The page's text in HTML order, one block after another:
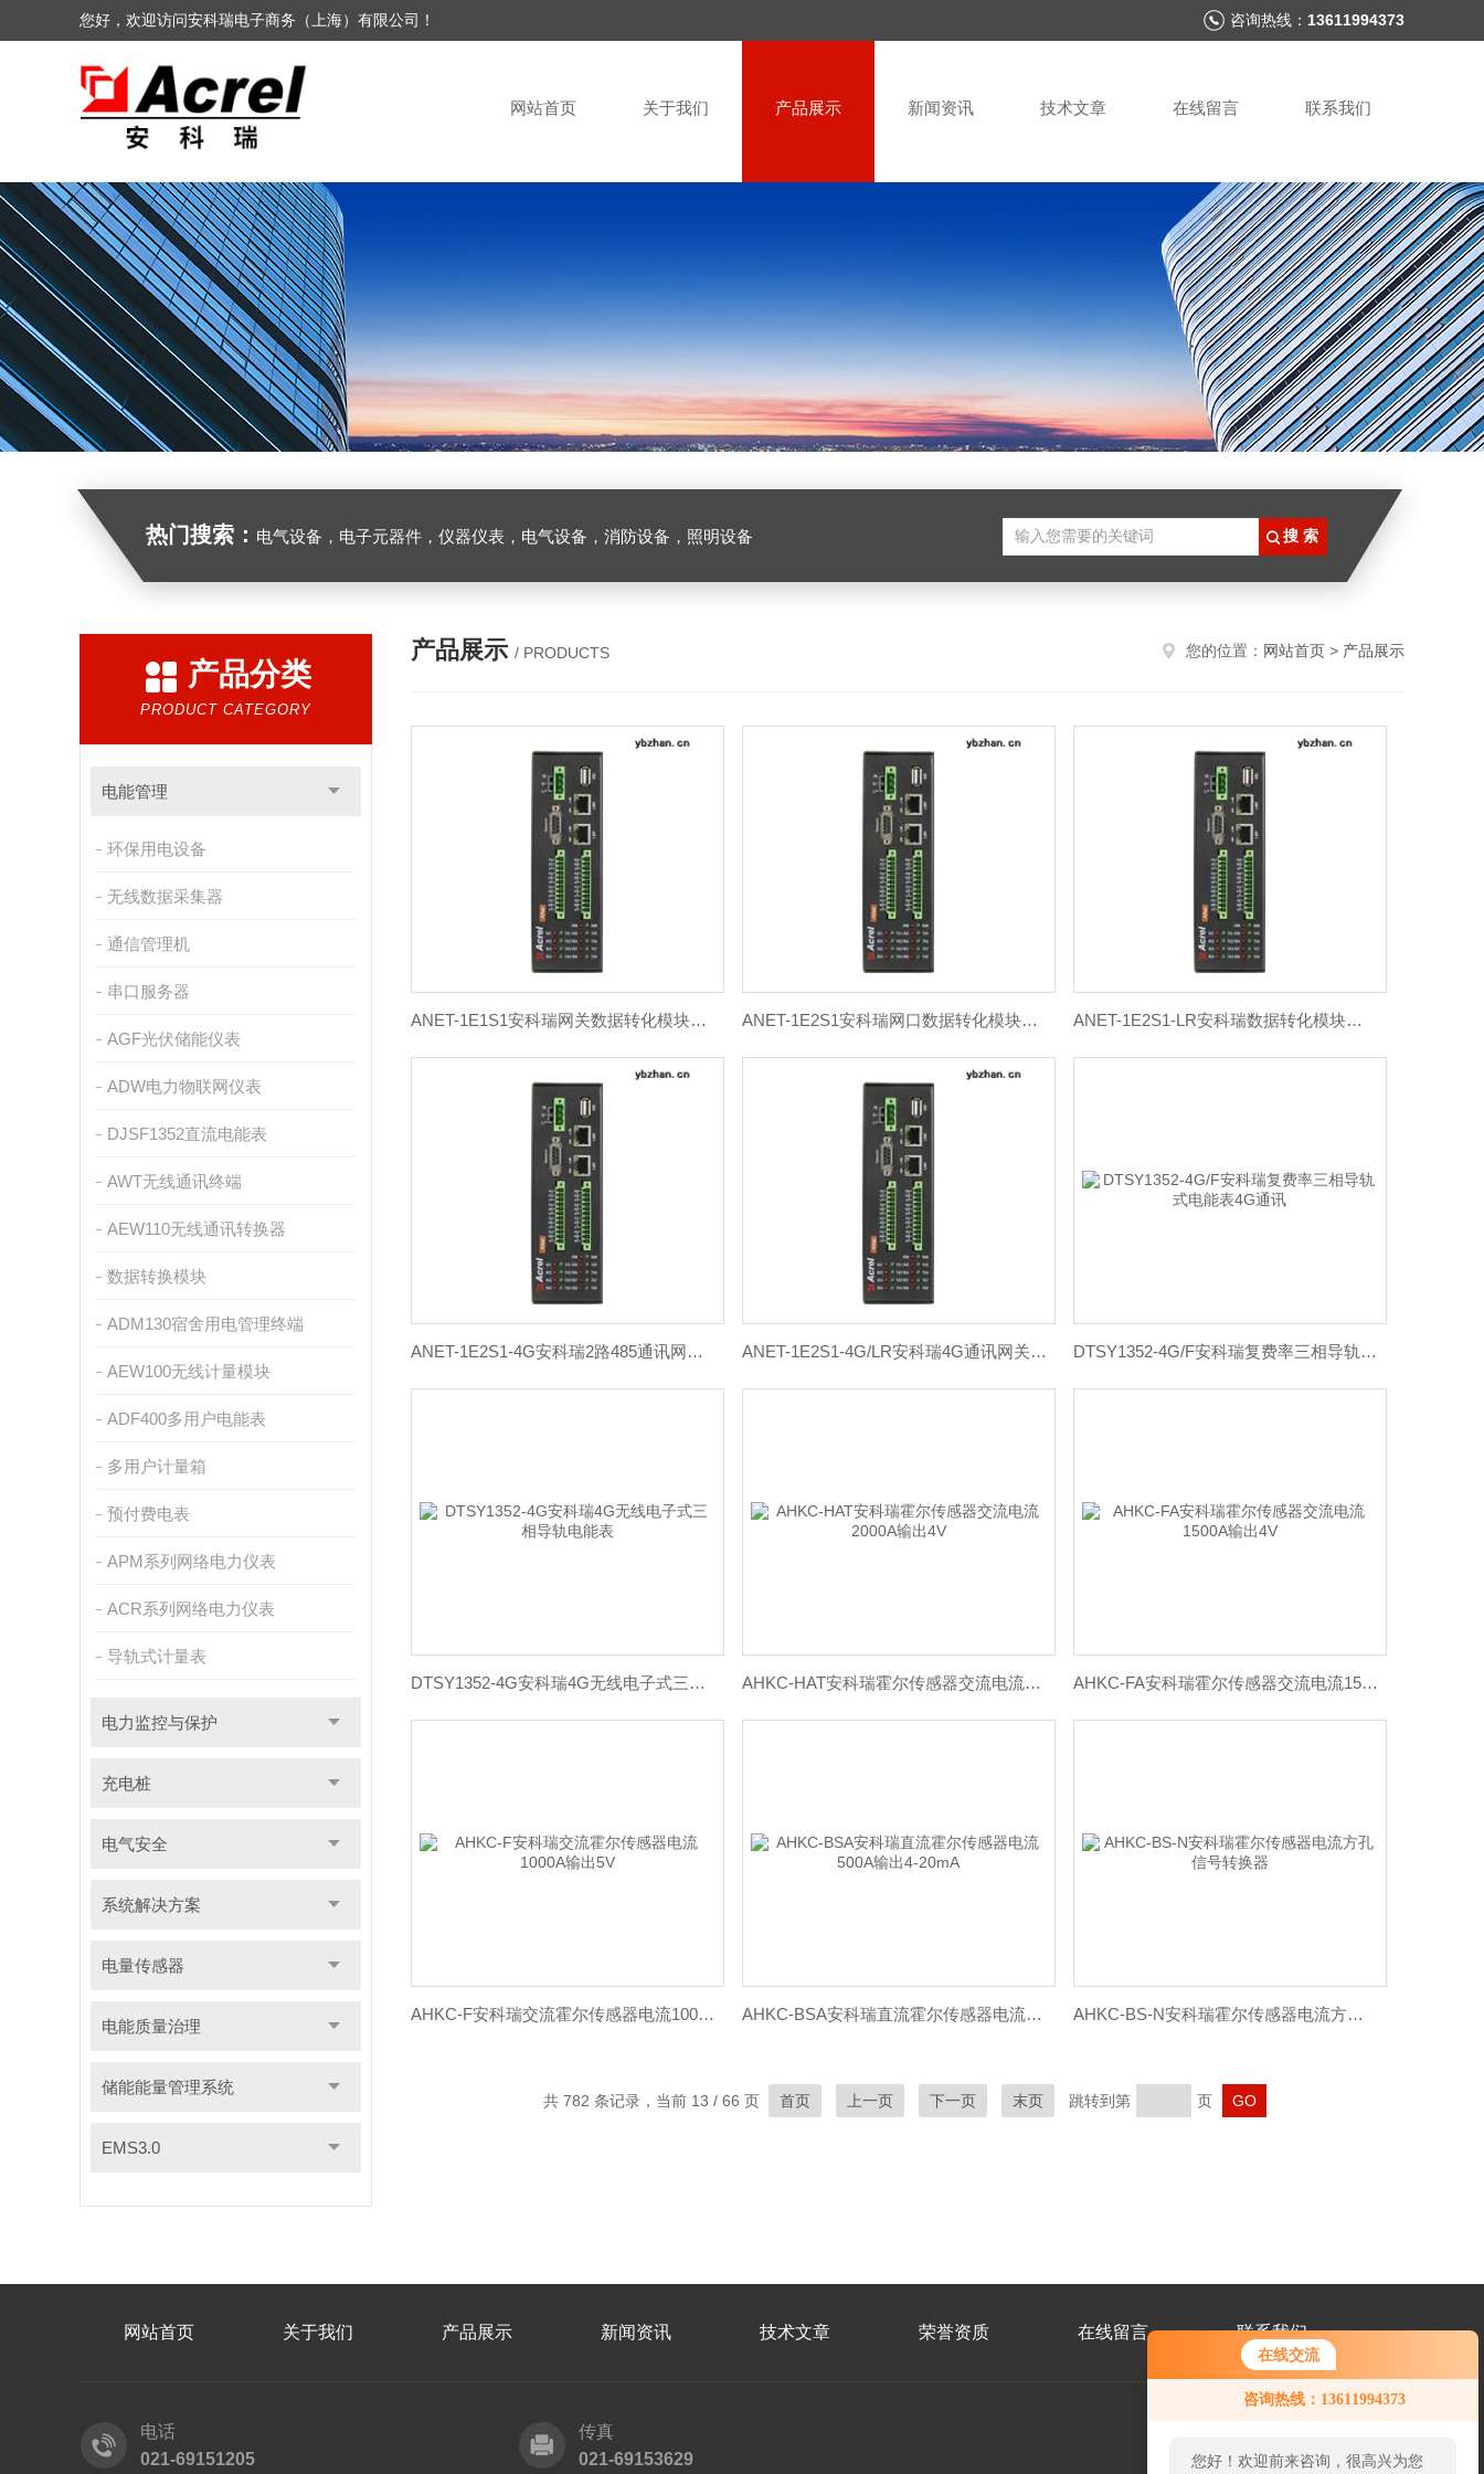
在线交流
咨询热线：13611994373
您好！欢迎前来咨询，很高兴为您
您好，欢迎访问安科瑞电子商务（上海）有限公司！ 咨询热线： 13611994373
网站首页 关于我们 产品展示 新闻资讯 技术文章 在线留言 联系我们
热门搜索： 电气设备，电子元器件，仪器仪表，电气设备，消防设备，照明设备
产品分类
PRODUCT CATEGORY
电能管理
环保用电设备
无线数据采集器
通信管理机
串口服务器
AGF光伏储能仪表
ADW电力物联网仪表
DJSF1352直流电能表
AWT无线通讯终端
AEW110无线通讯转换器
数据转换模块
ADM130宿舍用电管理终端
AEW100无线计量模块
ADF400多用户电能表
多用户计量箱
预付费电表
APM系列网络电力仪表
ACR系列网络电力仪表
导轨式计量表
电力监控与保护
充电桩
电气安全
系统解决方案
电量传感器
电能质量治理
储能能量管理系统
EMS3.0
产品展示 / PRODUCTS 您的位置： 网站首页 > 产品展示
ANET-1E1S1安科瑞网关数据转化模块智能通讯管理机 ANET-1E2S1安科瑞网口数据转化模块云平台网关485通讯 ANET-1E2S1-LR安科瑞数据转化模块云平台网关LORA通讯
ANET-1E2S1-4G安科瑞2路485通讯网关数据转化模块系统网关 ANET-1E2S1-4G/LR安科瑞4G通讯网关数据转化模块化数据网关 DTSY1352-4G/F安科瑞复费率三相导轨式电能表4G通讯
DTSY1352-4G安科瑞4G无线电子式三相导轨电能表 AHKC-HAT安科瑞霍尔传感器交流电流2000A输出4V AHKC-FA安科瑞霍尔传感器交流电流1500A输出4V
AHKC-F安科瑞交流霍尔传感器电流1000A输出5V AHKC-BSA安科瑞直流霍尔传感器电流500A输出4-20mA AHKC-BS-N安科瑞霍尔传感器电流方孔信号转换器
共 782 条记录，当前 13 / 66 页 首页 上一页 下一页 末页 跳转到第 页
网站首页 关于我们 产品展示 新闻资讯 技术文章 荣誉资质 在线留言 联系我们
电话
021-69151205
传真
021-69153629